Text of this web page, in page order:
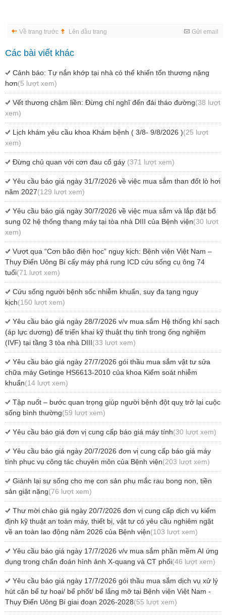
Về trang trước Lên đầu trang Gửi email
Các bài viết khác
Cảnh báo: Tự nắn khớp tại nhà có thể khiến tổn thương nặng
hơn(5 lượt xem)
Vết thương chậm liền: Đừng chỉ nghĩ đến đái tháo đường(38 lượt
xem)
Lịch khám yêu cầu khoa Khám bệnh ( 3/8- 9/8/2026 )(25 lượt
xem)
Đừng chủ quan với cơn đau cổ gáy (371 lượt xem)
Yêu cầu báo giá ngày 31/7/2026 về việc mua sắm than đốt lò hơi
năm 2027(129 lượt xem)
Yêu cầu báo giá ngày 30/7/2026 về việc mua sắm và lắp đặt bổ
sung 02 hệ thống thang máy tại tòa nhà DIII của Bệnh viện(30 lượt
xem)
Vượt qua “Cơn bão điện học” nguy kịch: Bệnh viện Việt Nam –
Thụy Điển Uông Bí cấy máy phá rung ICD cứu sống cụ ông 74
tuổi(71 lượt xem)
Cứu sống người bệnh sốc nhiễm khuẩn, suy đa tạng nguy
kịch(150 lượt xem)
Yêu cầu báo giá ngày 28/7/2026 v/v mua sắm Hệ thống khí sạch
(áp lực dương) để triển khai kỹ thuật thụ tinh trong ống nghiệm
(IVF) tại tầng 3 tòa nhà DIII(33 lượt xem)
Yêu cầu báo giá ngày 27/7/2026 gói thầu mua sắm vật tư sửa
chữa máy Getinge HS6613-2010 của khoa Kiểm soát nhiễm
khuẩn(14 lượt xem)
Tập nuốt – bước quan trọng giúp người bệnh đột quỵ trở lại cuộc
sống bình thường(59 lượt xem)
Yêu cầu báo giá đơn vị cung cấp báo giá máy tính(30 lượt xem)
Yêu cầu báo giá ngày 20/7/2026 đơn vị cung cấp báo giá máy
tính phục vụ công tác chuyên môn của Bệnh viện(203 lượt xem)
Giành lại sự sống cho mẹ con sản phụ mắc rau bong non, tiền
sản giật nặng(76 lượt xem)
Thư mời chào giá ngày 20/7/2026 đơn vị cung cấp dịch vụ kiểm
định kỹ thuật an toàn máy, thiết bị, vật tư có yêu cầu nghiêm ngặt
về an toàn lao động năm 2026 của Bệnh viện(103 lượt xem)
Yêu cầu báo giá ngày 17/7/2026 v/v mua sắm phần mềm AI ứng
dụng trong chẩn đoán hình ảnh X-quang và CT phổi(46 lượt xem)
Yêu cầu báo giá ngày 17/7/2026 gói thầu mua sắm dịch vụ xử lý
hút cặn bể tự hoại/ bể phốt/ bể lắng mỡ tại Bệnh viện Việt Nam -
Thụy Điển Uông Bí giai đoạn 2026-2028(55 lượt xem)